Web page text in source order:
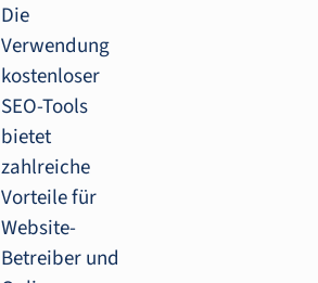
Die
Verwendung
kostenloser
SEO-Tools
bietet
zahlreiche
Vorteile für
Website-
Betreiber und